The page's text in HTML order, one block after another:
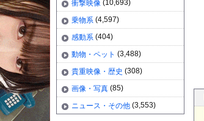
衝撃映像 (10,693)
乗物系 (4,597)
感動系 (404)
動物・ペット (3,488)
貴重映像・歴史 (308)
画像・写真 (85)
ニュース・その他 (3,553)